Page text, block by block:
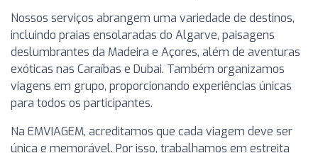
Nossos serviços abrangem uma variedade de destinos,
incluindo praias ensolaradas do Algarve, paisagens
deslumbrantes da Madeira e Açores, além de aventuras
exóticas nas Caraíbas e Dubai. Também organizamos
viagens em grupo, proporcionando experiências únicas
para todos os participantes.
Na EMVIAGEM, acreditamos que cada viagem deve ser
única e memorável. Por isso, trabalhamos em estreita